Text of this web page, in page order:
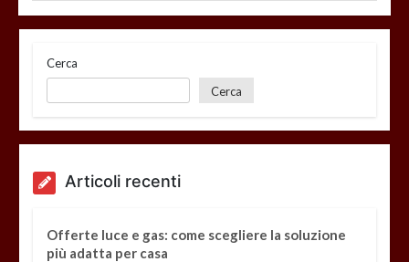
Cerca
Cerca
Articoli recenti
Offerte luce e gas: come scegliere la soluzione
più adatta per casa